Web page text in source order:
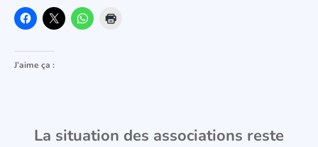
J’aime ça :
La situation des associations reste